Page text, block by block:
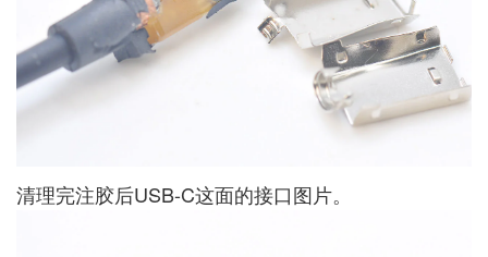
清理完注胶后USB-C这面的接口图片。